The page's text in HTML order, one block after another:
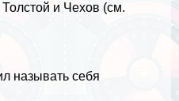
Толстой и Чехов (см.
называть себя